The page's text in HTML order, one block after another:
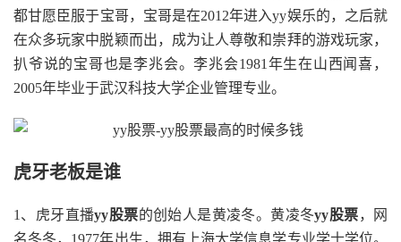
都甘愿臣服于宝哥，宝哥是在2012年进入yy娱乐的，之后就
在众多玩家中脱颖而出，成为让人尊敬和崇拜的游戏玩家，
扒爷说的宝哥也是李兆会。李兆会1981年生在山西闻喜，
2005年毕业于武汉科技大学企业管理专业。
虎牙老板是谁
1、虎牙直播yy股票的创始人是黄凌冬。黄凌冬yy股票，网
名冬冬，1977年出生，拥有上海大学信息学专业学士学位。